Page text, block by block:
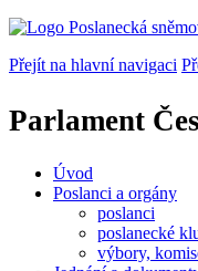
Přejít na hlavní navigaci
Parlament
Úvod
Poslanci a orgány
poslanci
poslanecké
výbory,